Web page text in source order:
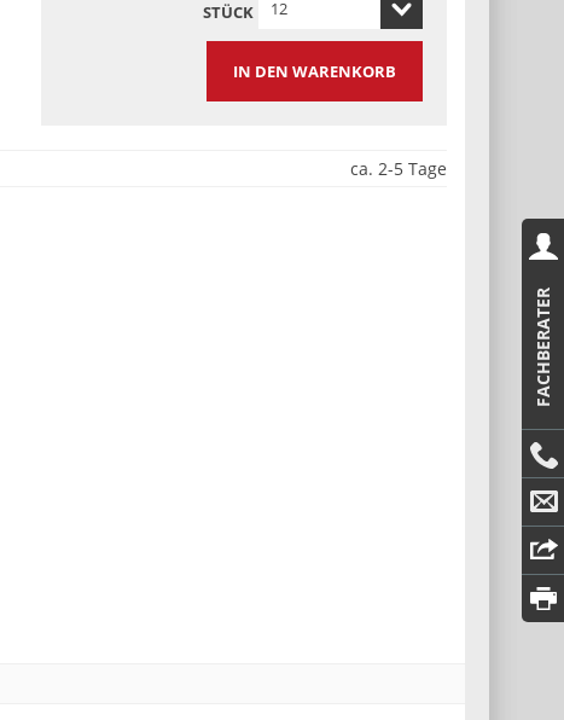
FACHBERATER
STÜCK
IN DEN WARENKORB
ca. 2-5 Tage